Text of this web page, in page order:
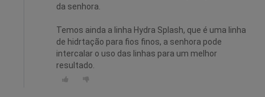
da senhora.
Temos ainda a linha Hydra Splash, que é uma linha
de hidrtação para fios finos, a senhora pode
intercalar o uso das linhas para um melhor
resultado.